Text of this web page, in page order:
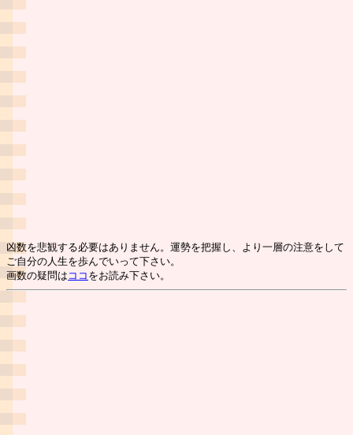
凶数を悲観する必要はありません。運勢を把握し、より一層の注意をして
ご自分の人生を歩んでいって下さい。
画数の疑問は ココ をお読み下さい。